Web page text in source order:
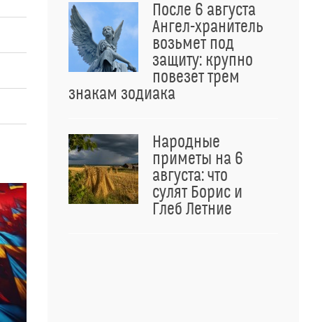
После 6 августа
Ангел-хранитель
возьмет под
защиту: крупно
повезет трем
знакам зодиака
Народные
приметы на 6
августа: что
сулят Борис и
Глеб Летние